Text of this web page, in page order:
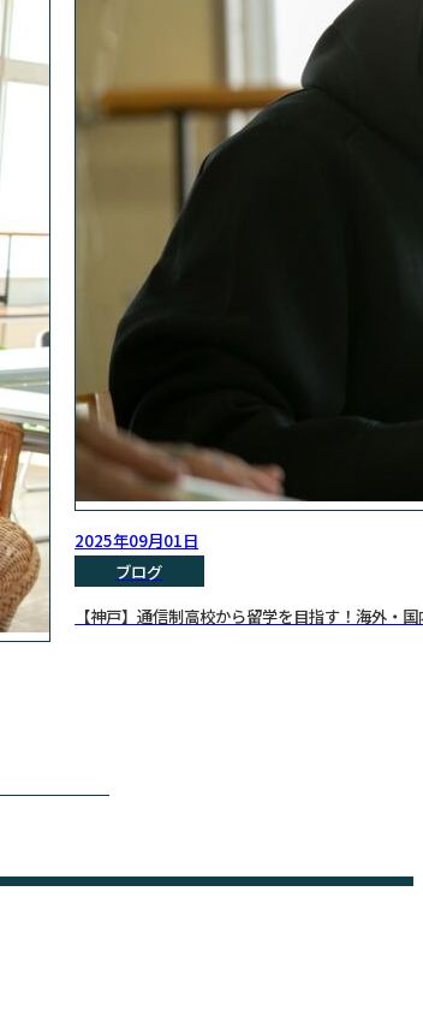
2025年09月01日
ブログ
【神戸】通信制高校から留学を目指す！海外・